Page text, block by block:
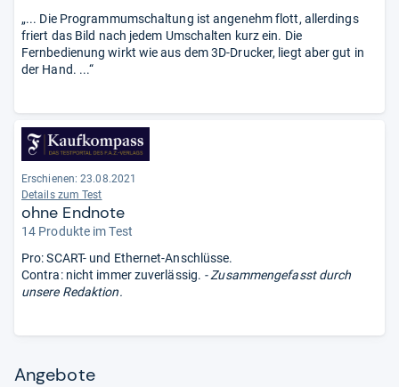
„... Die Programmumschaltung ist angenehm flott, allerdings
friert das Bild nach jedem Umschalten kurz ein. Die
Fernbedienung wirkt wie aus dem 3D-Drucker, liegt aber gut in
der Hand. ...“
Erschienen: 23.08.2021
Details zum Test
ohne Endnote
14 Produkte im Test
Pro: SCART- und Ethernet-Anschlüsse.
Contra: nicht immer zuverlässig. - Zusammengefasst durch
unsere Redaktion.
Angebote